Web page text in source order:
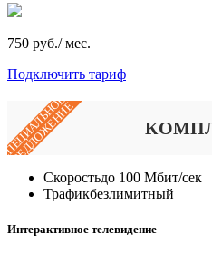
750 руб./ мес.
Подключить тариф
ПРЕДЛОЖЕНИЕ
Скоростьдо 100 Мбит/сек
Трафикбезлимитный
Интерактивное телевидение